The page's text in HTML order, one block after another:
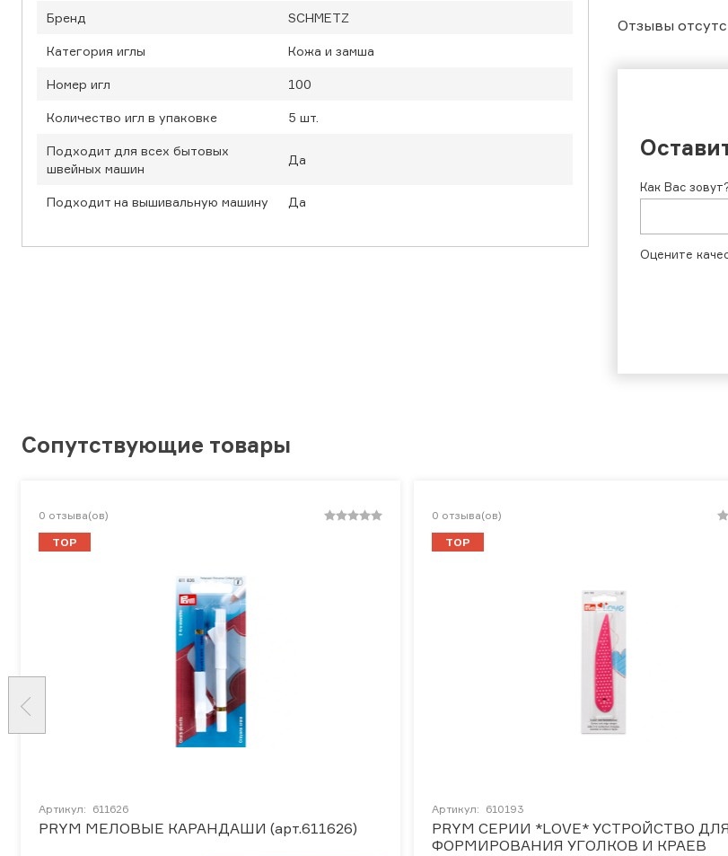
Бренд SCHMETZ
Категория иглы Кожа и замша
Номер игл 100
Количество игл в упаковке 5 шт.
Подходит для всех бытовых
швейных машин
Да
Подходит на вышивальную машину Да
Отзывы
Как Вас
Оцените
Сопутствующие товары
0 отзыва(ов)
TOP
Артикул: 611626
PRYM МЕЛОВЫЕ КАРАНДАШИ (арт.611626)
0 отзыва(ов)
TOP
Артикул: 610193
PRYM СЕРИИ *LOVE* УСТРОЙСТВО ДЛЯ
ФОРМИРОВАНИЯ УГОЛКОВ И КРАЕВ